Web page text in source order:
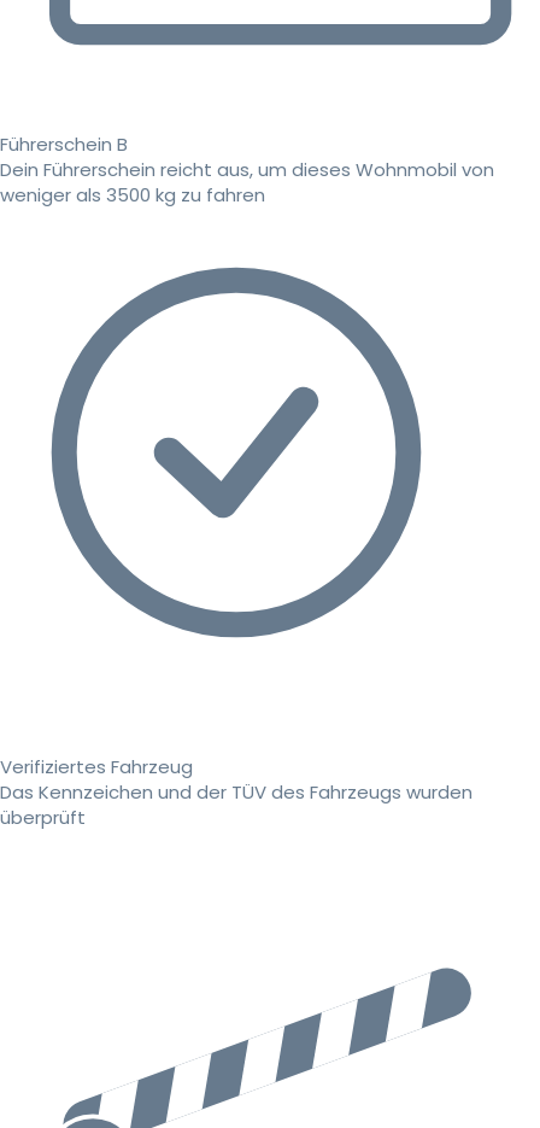
Führerschein B
Dein Führerschein reicht aus, um dieses Wohnmobil von
weniger als 3500 kg zu fahren
Verifiziertes Fahrzeug
Das Kennzeichen und der TÜV des Fahrzeugs wurden
überprüft